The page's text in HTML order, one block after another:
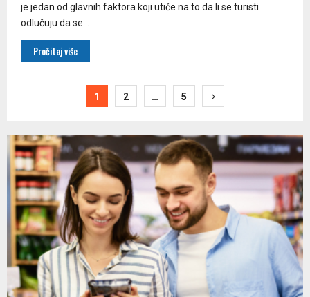
je jedan od glavnih faktora koji utiče na to da li se turisti
odlučuju da se...
Pročitaj više
Paginacija
1 2 … 5